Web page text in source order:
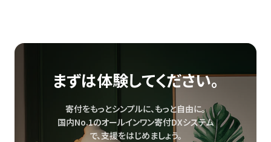
まずは体験してください。
寄付をもっとシンプルに、もっと自由に。
国内No.1のオールインワン寄付DXシステム
で、支援をはじめましょう。